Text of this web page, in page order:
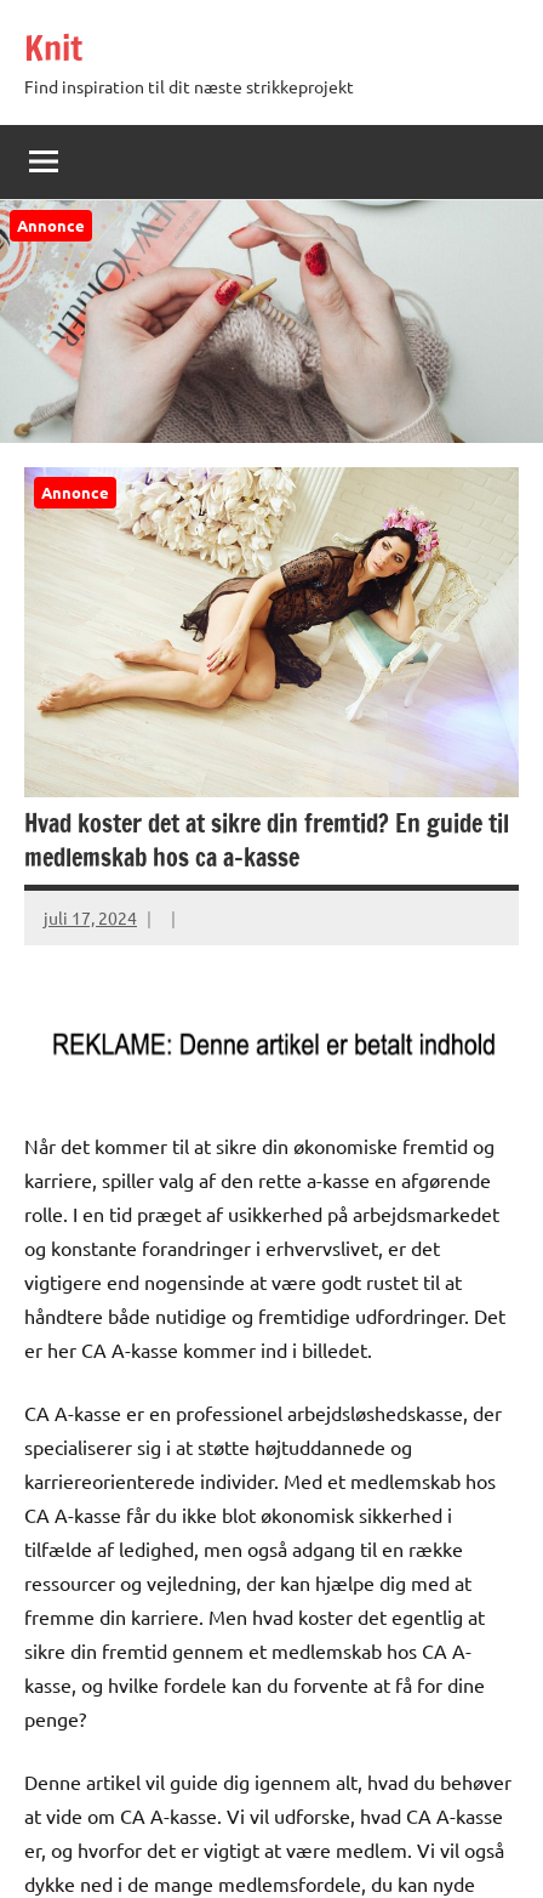
indhold
Knit
Find inspiration til dit næste strikkeprojekt
Annonce
Annonce
Hvad koster det at sikre din fremtid? En guide til
medlemskab hos ca a-kasse
juli 17, 2024
Når det kommer til at sikre din økonomiske fremtid og
karriere, spiller valg af den rette a-kasse en afgørende
rolle. I en tid præget af usikkerhed på arbejdsmarkedet
og konstante forandringer i erhvervslivet, er det
vigtigere end nogensinde at være godt rustet til at
håndtere både nutidige og fremtidige udfordringer. Det
er her CA A-kasse kommer ind i billedet.
CA A-kasse er en professionel arbejdsløshedskasse, der
specialiserer sig i at støtte højtuddannede og
karriereorienterede individer. Med et medlemskab hos
CA A-kasse får du ikke blot økonomisk sikkerhed i
tilfælde af ledighed, men også adgang til en række
ressourcer og vejledning, der kan hjælpe dig med at
fremme din karriere. Men hvad koster det egentlig at
sikre din fremtid gennem et medlemskab hos CA A-
kasse, og hvilke fordele kan du forvente at få for dine
penge?
Denne artikel vil guide dig igennem alt, hvad du behøver
at vide om CA A-kasse. Vi vil udforske, hvad CA A-kasse
er, og hvorfor det er vigtigt at være medlem. Vi vil også
dykke ned i de mange medlemsfordele, du kan nyde